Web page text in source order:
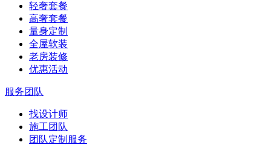
轻奢套餐
高奢套餐
量身定制
全屋软装
老房装修
优惠活动
服务团队
找设计师
施工团队
团队定制服务